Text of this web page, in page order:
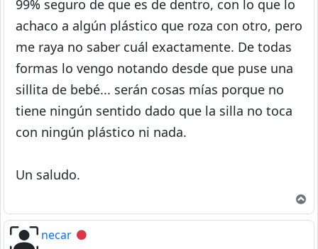
99% seguro de que es de dentro, con lo que lo
achaco a algún plástico que roza con otro, pero
me raya no saber cuál exactamente. De todas
formas lo vengo notando desde que puse una
sillita de bebé... serán cosas mías porque no
tiene ningún sentido dado que la silla no toca
con ningún plástico ni nada.
Un saludo.
necar Desconectado